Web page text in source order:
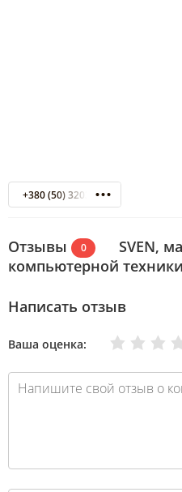
+380 (50) 3203398
Отзывы 0
SVEN,
компьютерной техники
Написать отзыв
Ваша оценка: Хорошо
Нормально
Плохо
Очень плохо